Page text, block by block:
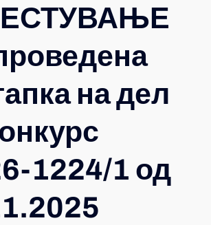
на дел
1224/1 од